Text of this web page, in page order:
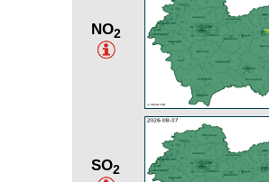
NO2
SO2